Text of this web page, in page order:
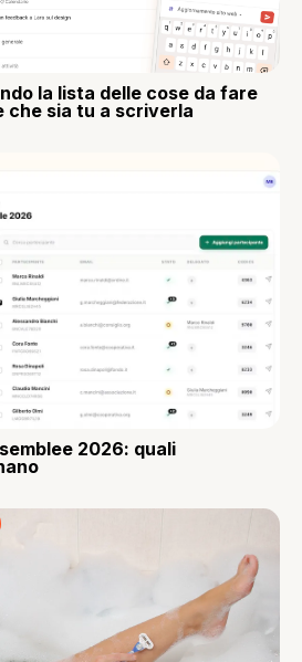
la lista delle cose da fare
sia tu a scriverla
2026: quali